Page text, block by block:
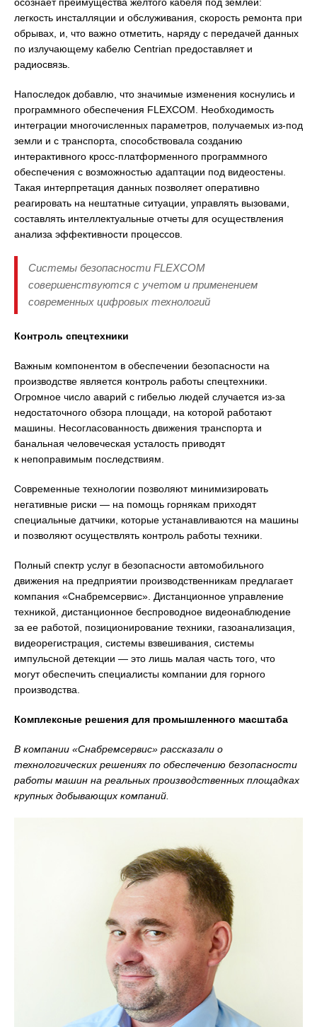
легкость инсталляции и обслуживания, скорость ремонта при
обрывах, и, что важно отметить, наряду с передачей данных
по излучающему кабелю Centrian предоставляет и
радиосвязь.
Напоследок добавлю, что значимые изменения коснулись и
программного обеспечения FLEXCOM. Необходимость
интеграции многочисленных параметров, получаемых из-под
земли и с транспорта, способствовала созданию
интерактивного кросс-платформенного программного
обеспечения с возможностью адаптации под видеостены.
Такая интерпретация данных позволяет оперативно
реагировать на нештатные ситуации, управлять вызовами,
составлять интеллектуальные отчеты для осуществления
анализа эффективности процессов.
Системы безопасности FLEXCOM
совершенствуются с учетом и применением
современных цифровых технологий
Контроль спецтехники
Важным компонентом в обеспечении безопасности на
производстве является контроль работы спецтехники.
Огромное число аварий с гибелью людей случается из-за
недостаточного обзора площади, на которой работают
машины. Несогласованность движения транспорта и
банальная человеческая усталость приводят
к непоправимым последствиям.
Современные технологии позволяют минимизировать
негативные риски — на помощь горнякам приходят
специальные датчики, которые устанавливаются на машины
и позволяют осуществлять контроль работы техники.
Полный спектр услуг в безопасности автомобильного
движения на предприятии производственникам предлагает
компания «Снабремсервис». Дистанционное управление
техникой, дистанционное беспроводное видеонаблюдение
за ее работой, позиционирование техники, газоанализация,
видеорегистрация, системы взвешивания, системы
импульсной детекции — это лишь малая часть того, что
могут обеспечить специалисты компании для горного
производства.
Комплексные решения для промышленного масштаба
В компании «Снабремсервис» рассказали о
технологических решениях по обеспечению безопасности
работы машин на реальных производственных площадках
крупных добывающих компаний.